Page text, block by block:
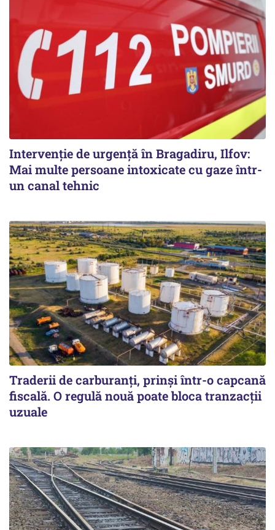
Intervenție de urgență în Bragadiru, Ilfov:
Mai multe persoane intoxicate cu gaze într-
un canal tehnic
Traderii de carburanți, prinși într-o capcană
fiscală. O regulă nouă poate bloca tranzacții
uzuale